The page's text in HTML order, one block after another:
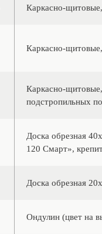
Каркасно-
Каркасно-
Каркасно-
подстропильных
Доска обрезная
120 Смарт»,
Доска обрезная
Ондулин (цвет на